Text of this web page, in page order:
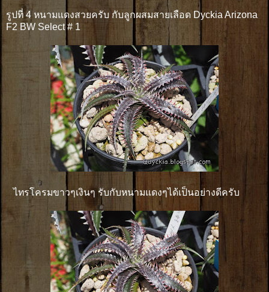
รูปที่ 4 หนามแดงสวยครับ กับลูกผสมสายเลือด Dyckia Arizona
F2 BW Select # 1
ไทรโครมขาวๆเงินๆ รับกับหนามแดงๆได้เป็นอย่างดีครับ